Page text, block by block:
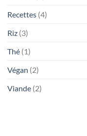
Recettes (4)
Riz (3)
Thé (1)
Végan (2)
Viande (2)